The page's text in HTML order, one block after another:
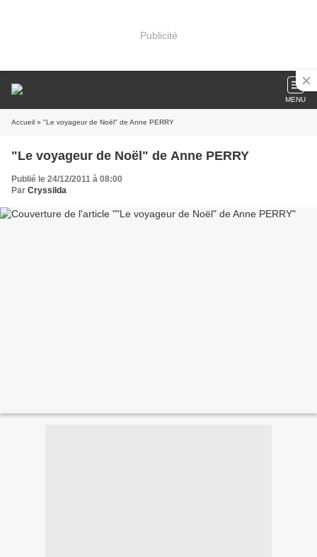
Publicité
MENU
Accueil » "Le voyageur de Noël" de Anne PERRY
"Le voyageur de Noël" de Anne PERRY
Publié le 24/12/2011 à 08:00
Par Cryssilda